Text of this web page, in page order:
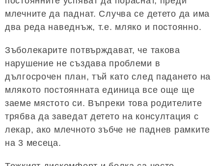
млечните да паднат. Случва се детето да има
два реда наведнъж, т.е. мляко и постоянно.
Зъболекарите потвърждават, че такова
нарушение не създава проблеми в
дългосрочен план, тъй като след падането на
млякото постоянната единица все още ще
заеме мястото си. Въпреки това родителите
трябва да заведат детето на консултация с
лекар, ако млечното зъбче не паднев рамките
на 3 месеца.